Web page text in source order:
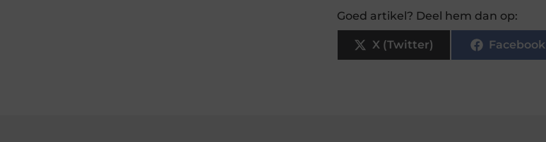
Goed artikel? Deel hem dan op:
X (Twitter) Facebook